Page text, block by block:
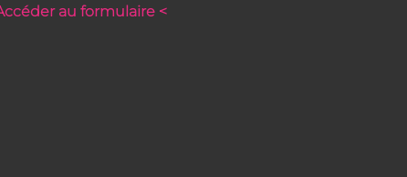
au formulaire <